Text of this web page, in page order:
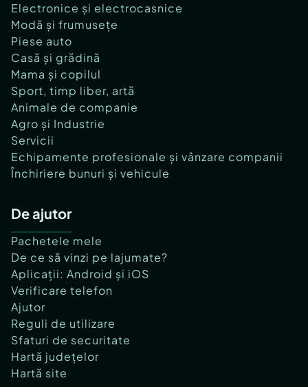
Electronice și electrocasnice
Modă și frumusețe
Piese auto
Casă și grădină
Mama și copilul
Sport, timp liber, artă
Animale de companie
Agro și Industrie
Servicii
Echipamente profesionale și vânzare companii
Închiriere bunuri și vehicule
De ajutor
Pachetele mele
De ce să vinzi pe lajumate?
Aplicații: Android și iOS
Verificare telefon
Ajutor
Reguli de utilizare
Sfaturi de securitate
Hartă județelor
Hartă site